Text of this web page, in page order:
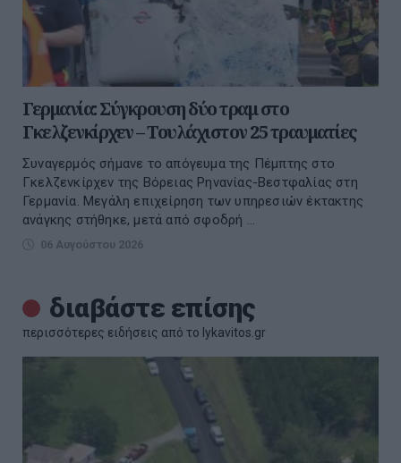
Γερμανία: Σύγκρουση δύο τραμ στο
Γκελζενκίρχεν – Τουλάχιστον 25 τραυματίες
Συναγερμός σήμανε το απόγευμα της Πέμπτης στο
Γκελζενκίρχεν της Βόρειας Ρηνανίας-Βεστφαλίας στη
Γερμανία. Μεγάλη επιχείρηση των υπηρεσιών έκτακτης
ανάγκης στήθηκε, μετά από σφοδρή ...
06 Αυγούστου 2026
διαβάστε επίσης
περισσότερες ειδήσεις από το lykavitos.gr